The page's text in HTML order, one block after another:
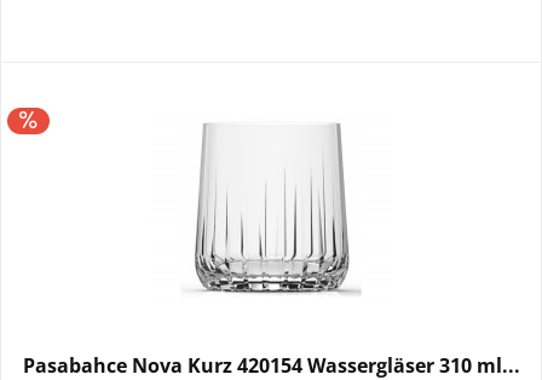
Pasabahce Nova Kurz 420154 Wassergläser 310 ml...